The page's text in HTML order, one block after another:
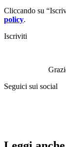
Cliccando su
policy.
Iscriviti
Seguici sui social